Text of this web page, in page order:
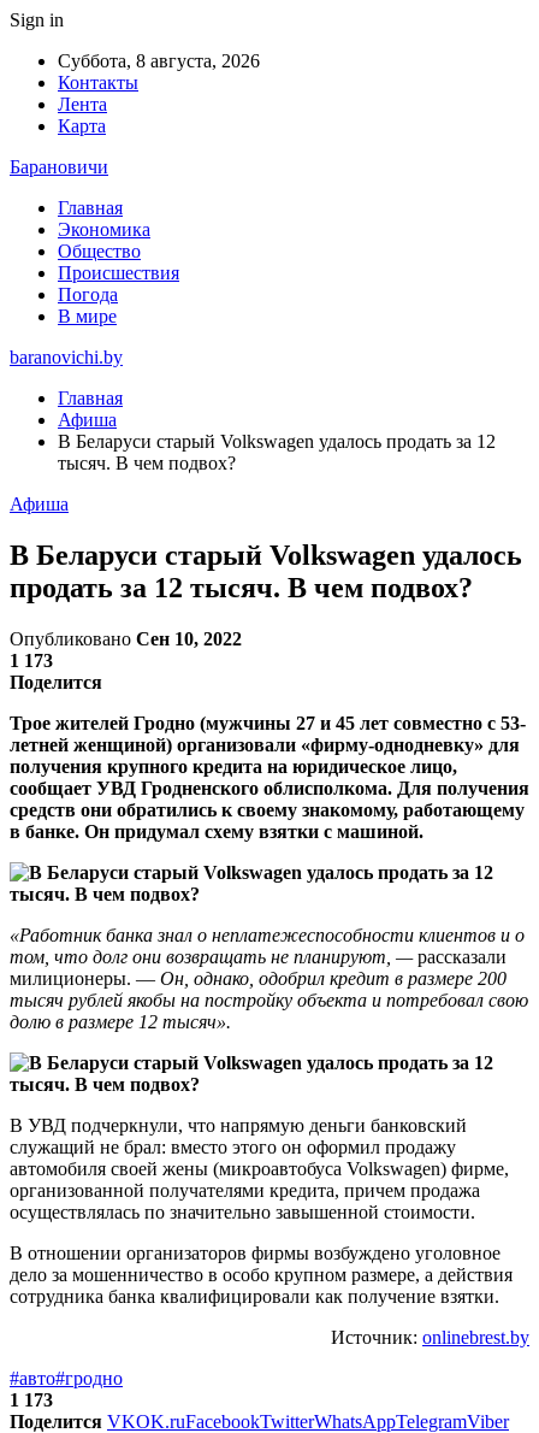
Sign in
Суббота, 8 августа, 2026
Контакты
Лента
Карта
Барановичи
Главная
Экономика
Общество
Происшествия
Погода
В мире
baranovichi.by
Главная
Афиша
В Беларуси старый Volkswagen удалось продать за 12
тысяч. В чем подвох?
Афиша
В Беларуси старый Volkswagen удалось
продать за 12 тысяч. В чем подвох?
Опубликовано Сен 10, 2022
1 173
Поделится
Трое жителей Гродно (мужчины 27 и 45 лет совместно с 53-
летней женщиной) организовали «фирму-однодневку» для
получения крупного кредита на юридическое лицо,
сообщает УВД Гродненского облисполкома. Для получения
средств они обратились к своему знакомому, работающему
в банке. Он придумал схему взятки с машиной.
«Работник банка знал о неплатежеспособности клиентов и о
том, что долг они возвращать не планируют, —рассказали
милиционеры. — Он, однако, одобрил кредит в размере 200
тысяч рублей якобы на постройку объекта и потребовал свою
долю в размере 12 тысяч».
В УВД подчеркнули, что напрямую деньги банковский
служащий не брал: вместо этого он оформил продажу
автомобиля своей жены (микроавтобуса Volkswagen) фирме,
организованной получателями кредита, причем продажа
осуществлялась по значительно завышенной стоимости.
В отношении организаторов фирмы возбуждено уголовное
дело за мошенничество в особо крупном размере, а действия
сотрудника банка квалифицировали как получение взятки.
Источник: onlinebrest.by
#авто#гродно
1 173
Поделится VKOK.ruFacebookTwitterWhatsAppTelegramViber